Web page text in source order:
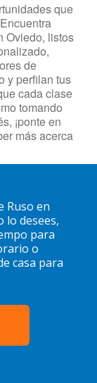
que
Oviedo, listos
de
y perfilan tus
cada clase
tomando
¡ponte en
más acerca
Ruso en
lo desees,
para
o
casa para